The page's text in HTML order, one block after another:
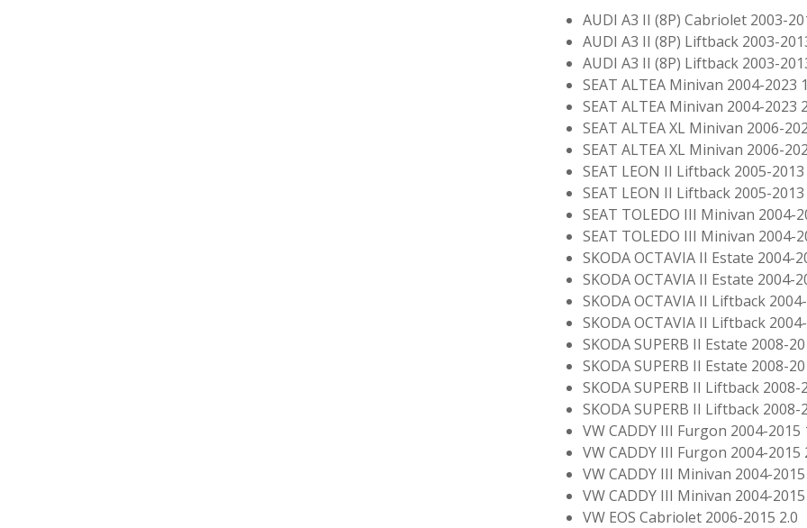
AUDI A3 II (8P) Cabriolet 2003-
AUDI A3 II (8P) Liftback 2003-
AUDI A3 II (8P) Liftback 2003-
SEAT ALTEA Minivan 2004-2023
SEAT ALTEA Minivan 2004-2023
SEAT ALTEA XL Minivan 2006-
SEAT ALTEA XL Minivan 2006-
SEAT LEON II Liftback 2005-2013
SEAT LEON II Liftback 2005-2013
SEAT TOLEDO III Minivan 2004-
SEAT TOLEDO III Minivan 2004-
SKODA OCTAVIA II Estate 2004-
SKODA OCTAVIA II Estate 2004-
SKODA OCTAVIA II Liftback
SKODA OCTAVIA II Liftback
SKODA SUPERB II Estate 2008-
SKODA SUPERB II Estate 2008-
SKODA SUPERB II Liftback 2008-
SKODA SUPERB II Liftback 2008-
VW CADDY III Furgon 2004-2015
VW CADDY III Furgon 2004-2015
VW CADDY III Minivan 2004-
VW CADDY III Minivan 2004-
VW EOS Cabriolet 2006-2015 2.0